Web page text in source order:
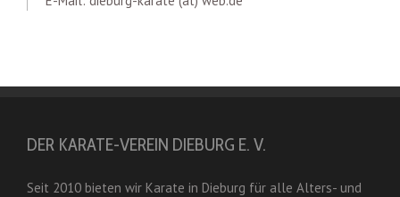
DER KARATE-VEREIN DIEBURG E. V.
Seit 2010 bieten wir Karate in Dieburg für alle Alters- und